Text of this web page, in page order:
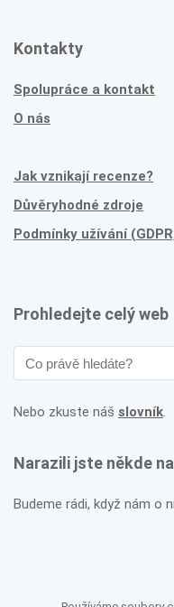
Kontakty
Spolupráce a kontakt
O nás
Jak vznikají recenze?
Důvěryhodné zdroje
Podmínky užívání
Prohledejte celý web
Nebo zkuste náš slovník.
Narazili jste někde
Budeme rádi, když nám o